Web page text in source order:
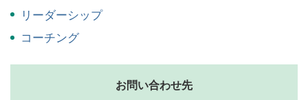
リーダーシップ
コーチング
お問い合わせ先